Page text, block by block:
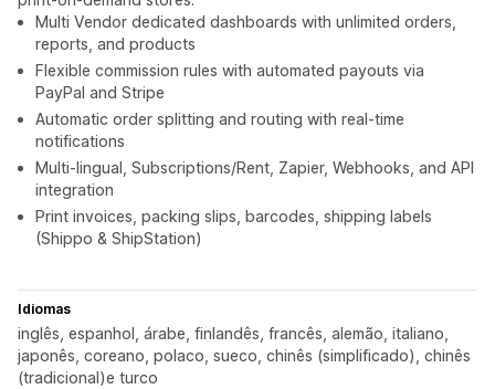
Multi Vendor dedicated dashboards with unlimited orders,
reports, and products
Flexible commission rules with automated payouts via
PayPal and Stripe
Automatic order splitting and routing with real-time
notifications
Multi-lingual, Subscriptions/Rent, Zapier, Webhooks, and API
integration
Print invoices, packing slips, barcodes, shipping labels
(Shippo & ShipStation)
Idiomas
inglês, espanhol, árabe, finlandês, francês, alemão, italiano,
japonês, coreano, polaco, sueco, chinês (simplificado), chinês
(tradicional)e turco